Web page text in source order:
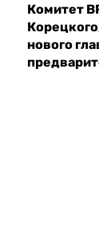
Комитет ВР
Корецкого,
нового